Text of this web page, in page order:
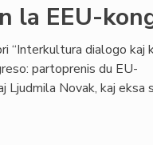
la EEU-
“Interkultura dialogo kaj
partoprenis du EU-
Ljudmila Novak, kaj